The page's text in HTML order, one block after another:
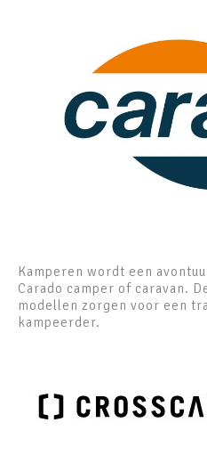
Kamperen wordt een
Carado camper of caravan.
modellen zorgen voor een
kampeerder.